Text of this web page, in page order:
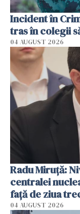
Incident în
tras în colegii
04 AUGUST 2026
Radu Miruţă:
centralei
faţă de ziua
04 AUGUST 2026